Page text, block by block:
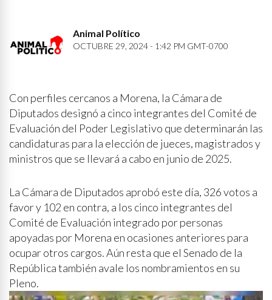
Animal Político
OCTUBRE 29, 2024 - 1:42 PM GMT-0700
Con perfiles cercanos a Morena, la Cámara de
Diputados designó a cinco integrantes del Comité de
Evaluación del Poder Legislativo que determinarán las
candidaturas para la elección de jueces, magistrados y
ministros que se llevará a cabo en junio de 2025.
La Cámara de Diputados aprobó este día, 326 votos a
favor y 102 en contra, a los cinco integrantes del
Comité de Evaluación integrado por personas
apoyadas por Morena en ocasiones anteriores para
ocupar otros cargos. Aún resta que el Senado de la
República también avale los nombramientos en su
Pleno.